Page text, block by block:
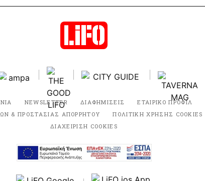
NEWSLETTER ΔΙΑΦΗΜΙΣΕΙΣ ΕΤΑΙΡΙΚΟ ΠΡΟΦΙΛ
& ΠΡΟΣΤΑΣΙΑΣ ΑΠΟΡΡΗΤΟΥ
ΠΟΛΙΤΙΚΗ ΧΡΗΣΗΣ COOKIES
ΔΙΑΧΕΙΡΙΣΗ COOKIES